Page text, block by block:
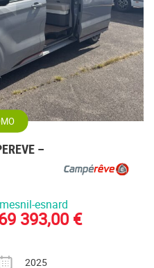
–
esnard
393,00 €
2025